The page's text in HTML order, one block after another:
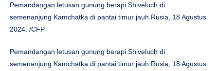
Pemandangan letusan gunung berapi Shiveluch di
semenanjung Kamchatka di pantai timur jauh Rusia, 18 Agustus
2024. /CFP
Pemandangan letusan gunung berapi Shiveluch di
semenanjung Kamchatka di pantai timur jauh Rusia, 18 Agustus